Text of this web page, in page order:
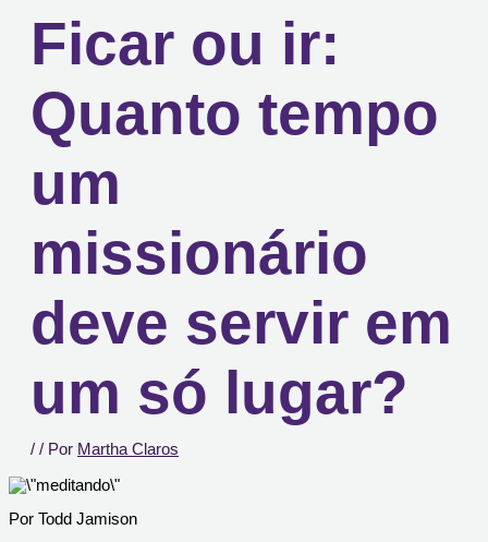
Ficar ou ir:
Quanto tempo
um
missionário
deve servir em
um só lugar?
/ / Por Martha Claros
Por Todd Jamison